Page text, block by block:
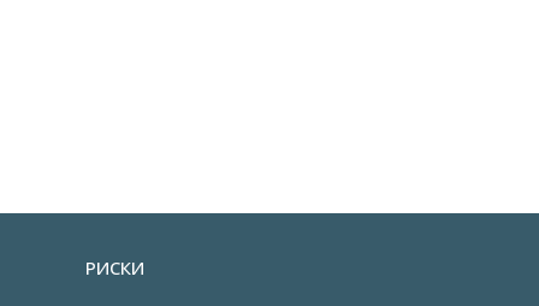
РИСКИ